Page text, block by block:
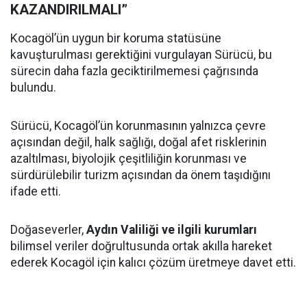
KAZANDIRILMALI”
Kocagöl’ün uygun bir koruma statüsüne
kavuşturulması gerektiğini vurgulayan Sürücü, bu
sürecin daha fazla geciktirilmemesi çağrısında
bulundu.
Sürücü, Kocagöl’ün korunmasının yalnızca çevre
açısından değil, halk sağlığı, doğal afet risklerinin
azaltılması, biyolojik çeşitliliğin korunması ve
sürdürülebilir turizm açısından da önem taşıdığını
ifade etti.
Doğaseverler, Aydın Valiliği ve ilgili kurumları
bilimsel veriler doğrultusunda ortak akılla hareket
ederek Kocagöl için kalıcı çözüm üretmeye davet etti.